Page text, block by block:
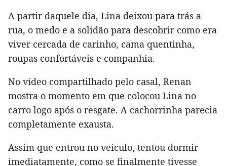
A partir daquele dia, Lina deixou para trás a
rua, o medo e a solidão para descobrir como era
viver cercada de carinho, cama quentinha,
roupas confortáveis e companhia.
No vídeo compartilhado pelo casal, Renan
mostra o momento em que colocou Lina no
carro logo após o resgate. A cachorrinha parecia
completamente exausta.
Assim que entrou no veículo, tentou dormir
imediatamente, como se finalmente tivesse